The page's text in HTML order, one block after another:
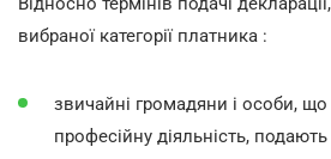
вибраної категорії платника :
звичайні громадяни і особи,
професійну діяльність,